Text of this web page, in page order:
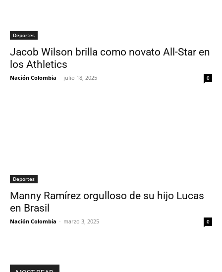
Deportes
Jacob Wilson brilla como novato All-Star en
los Athletics
Nación Colombia - julio 18, 2025 0
Deportes
Manny Ramírez orgulloso de su hijo Lucas
en Brasil
Nación Colombia - marzo 3, 2025 0